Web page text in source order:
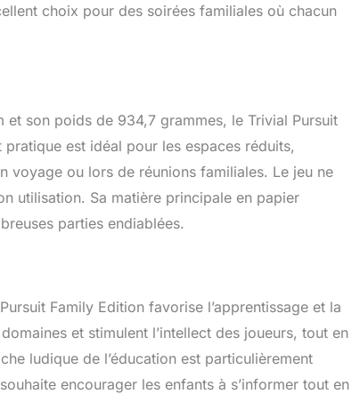
choix pour des soirées familiales où chacun
son poids de 934,7 grammes, le Trivial Pursuit
est idéal pour les espaces réduits,
voyage ou lors de réunions familiales. Le jeu ne
utilisation. Sa matière principale en papier
parties endiablées.
Family Edition favorise l’apprentissage et la
et stimulent l’intellect des joueurs, tout en
ludique de l’éducation est particulièrement
encourager les enfants à s’informer tout en